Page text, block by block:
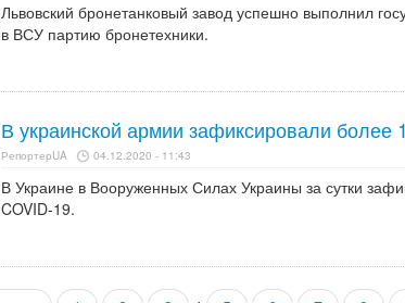
Львовский бронетанковый завод успешно выполнил
в ВСУ партию бронетехники.
В украинской армии зафиксировали более
РепортерUA 04.12.2020 - 11:43
В Украине в Вооруженных Силах Украины за сутки
COVID-19.